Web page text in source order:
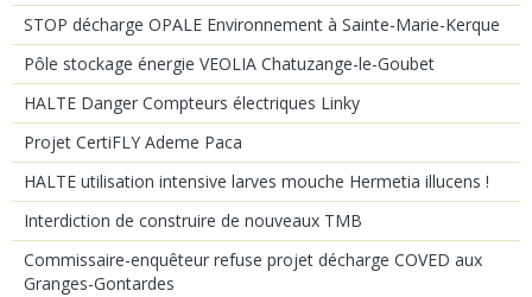
STOP décharge OPALE Environnement à Sainte-Marie-Kerque
Pôle stockage énergie VEOLIA Chatuzange-le-Goubet
HALTE Danger Compteurs électriques Linky
Projet CertiFLY Ademe Paca
HALTE utilisation intensive larves mouche Hermetia illucens !
Interdiction de construire de nouveaux TMB
Commissaire-enquêteur refuse projet décharge COVED aux
Granges-Gontardes